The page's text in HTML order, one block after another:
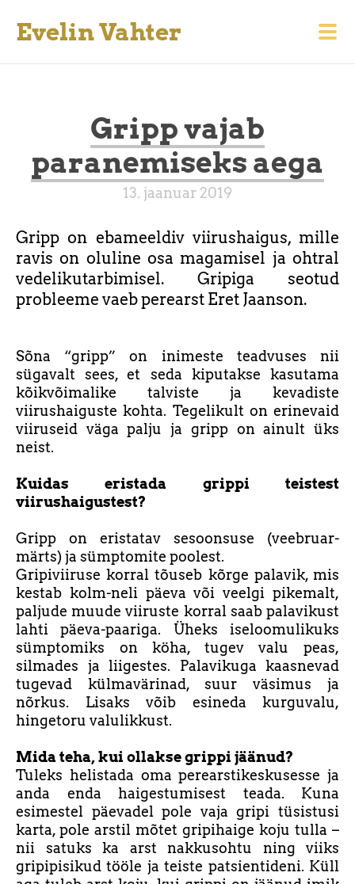
Evelin Vahter
Gripp vajab
paranemiseks aega
13. jaanuar 2019
Gripp on ebameeldiv viirushaigus, mille
ravis on oluline osa magamisel ja ohtral
vedelikutarbimisel. Gripiga seotud
probleeme vaeb perearst Eret Jaanson.
Sõna “gripp” on inimeste teadvuses nii
sügavalt sees, et seda kiputakse kasutama
kõikvõimalike talviste ja kevadiste
viirushaiguste kohta. Tegelikult on erinevaid
viiruseid väga palju ja gripp on ainult üks
neist.
Kuidas eristada grippi teistest
viirushaigustest?
Gripp on eristatav sesoonsuse (veebruar-
märts) ja sümptomite poolest.
Gripiviiruse korral tõuseb kõrge palavik, mis
kestab kolm-neli päeva või veelgi pikemalt,
paljude muude viiruste korral saab palavikust
lahti päeva-paariga. Üheks iseloomulikuks
sümptomiks on köha, tugev valu peas,
silmades ja liigestes. Palavikuga kaasnevad
tugevad külmavärinad, suur väsimus ja
nõrkus. Lisaks võib esineda kurguvalu,
hingetoru valulikkust.
Mida teha, kui ollakse grippi jäänud?
Tuleks helistada oma perearstikeskusesse ja
anda enda haigestumisest teada. Kuna
esimestel päevadel pole vaja gripi tüsistusi
karta, pole arstil mõtet gripihaige koju tulla –
nii satuks ka arst nakkusohtu ning viiks
gripipisikud tööle ja teiste patsientideni. Küll